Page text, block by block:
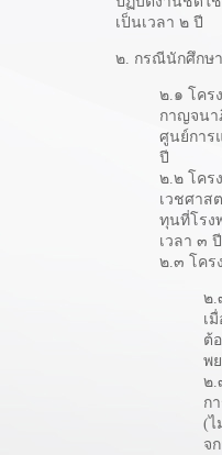
เป็นเวลา ๒ ปี
๒. กรณีนักศึกษ
๒.๑ โคร
กาญจนา
ศูนย์การ
ปี
๒.๒ โคร
เวชศาส
ทุนที่โรง
เวลา ๓ ปี
๒.๓ โคร
๒.
เ
ต้
พ
๒.
ก
(ไ
จ